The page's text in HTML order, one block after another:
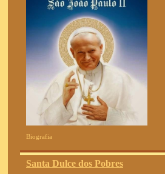
Biografia
Santa Dulce dos Pobres